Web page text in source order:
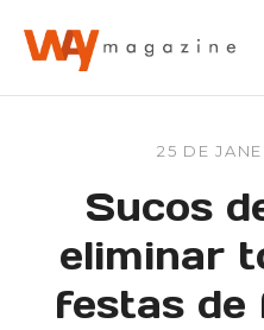
25 DE
Sucos
eliminar
festas de